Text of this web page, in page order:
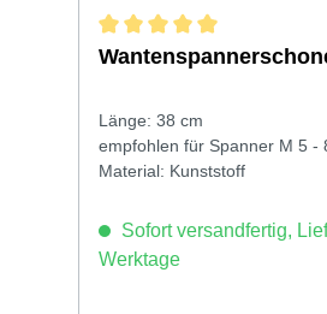
Durchschnittliche
Länge: 38 cm
empfohlen für Spanner M 5 -
Material: Kunststoff
Sofort versandfertig,
Werktage